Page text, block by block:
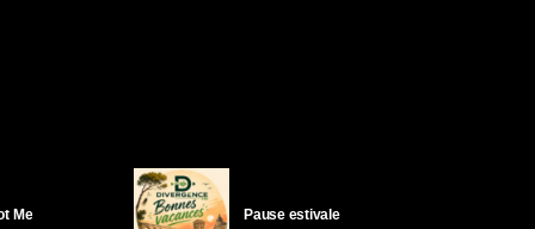
Me Pause estivale